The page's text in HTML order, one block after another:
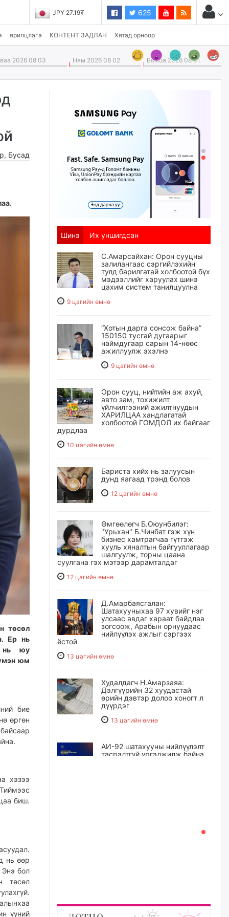
JPY 27.19₮ 625
ярилцлага КОНТЕНТ ЗАДЛАН Хятад орноор
2026 08 03 Ням 2026 08 02 Бямба 2026 08 01
, Бусад
төсөл
Ер нь
нь юу
юм
бие
өргөн
хэзээ
биш.
нь өөр
Энэ бол
төсөл
үүний
Шинэ Их уншигдсан
С.Амарсайхан: Орон сууцны
залилангаас сэргийлэхийн
тулд барилгатай холбоотой бүх
мэдээллийг харуулах шинэ
цахим систем танилцуулна
9 цагийн өмнө
“Хотын дарга сонсож байна”
150150 тусгай дугаарыг
наймдугаар сарын 14-нөөс
ажиллуулж эхэлнэ
9 цагийн өмнө
Орон сууц, нийтийн аж ахуй,
авто зам, тохижилт
үйлчилгээний ажилтнуудын
ХАРИЛЦАА хандлагатай
холбоотой ГОМДОЛ их байгааг
дурдлаа
10 цагийн өмнө
Бариста хийх нь залуусын
дунд яагаад трэнд болов
12 цагийн өмнө
Өмгөөлөгч Б.Оюунбилэг:
"Урьхан" Б.Чинбат гэж хүн
бизнес хамтрагчаа гүтгэж
хууль хяналтын байгууллагаар
шалгуулж, торны цаана
суулгана гэх мэтээр дарамталдаг
12 цагийн өмнө
Д.Амарбаясгалан:
Шатахууныхаа 97 хувийг нэг
улсаас авдаг хараат байдлаа
зогсоож, Арабын орнуудаас
нийлүүлэх ажлыг сэргээх
ёстой
13 цагийн өмнө
Худалдагч Н.Амарзаяа:
Дэлгүүрийн 32 хуудастай
өрийн дэвтэр долоо хоногт л
дүүрдэг
13 цагийн өмнө
АИ-92 шатахууны нийлүүлэлт
тасралтгүй үргэлжилж байна